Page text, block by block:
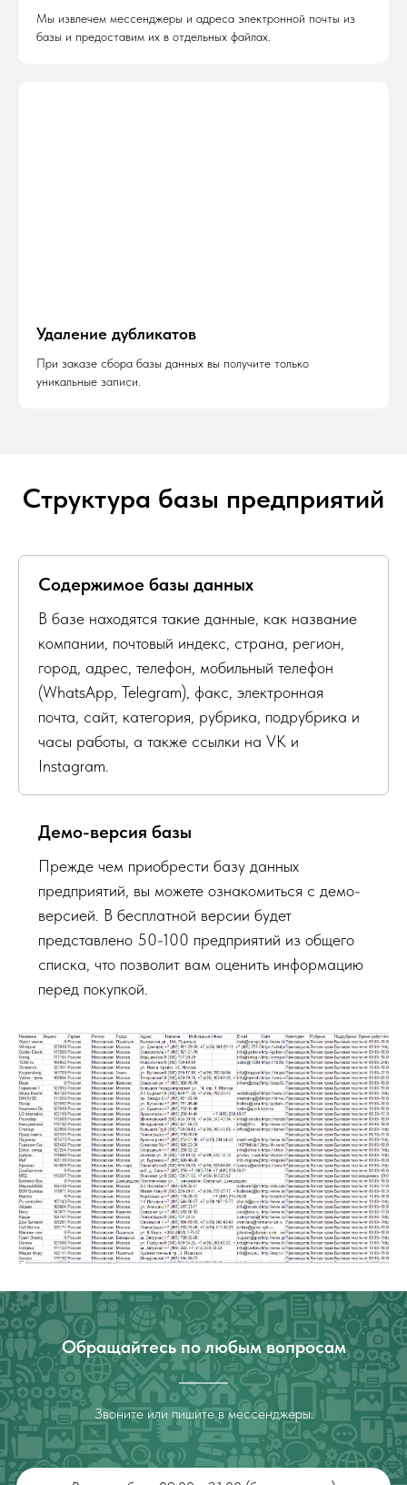
Мы извлечем мессенджеры и адреса электронной почты из
базы и предоставим их в отдельных файлах.
Удаление дубликатов
При заказе сбора базы данных вы получите только
уникальные записи.
Структура базы предприятий
Содержимое базы данных
В базе находятся такие данные, как название
компании, почтовый индекс, страна, регион,
город, адрес, телефон, мобильный телефон
(WhatsApp, Telegram), факс, электронная
почта, сайт, категория, рубрика, подрубрика и
часы работы, а также ссылки на VK и
Instagram.
Демо-версия базы
Прежде чем приобрести базу данных
предприятий, вы можете ознакомиться с демо-
версией. В бесплатной версии будет
представлено 50-100 предприятий из общего
списка, что позволит вам оценить информацию
перед покупкой.
Обращайтесь по любым вопросам
Звоните или пишите в мессенджеры.